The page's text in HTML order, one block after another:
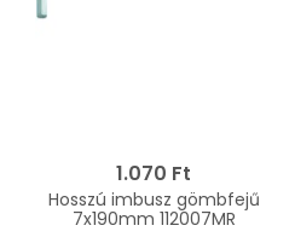
1.070 Ft
Hosszú imbusz gömbfejű
7x190mm 112007MR